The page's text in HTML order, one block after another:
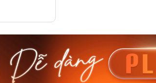
Casio Nam MTS-
RS100L-1AVDF
4.276.000₫
3.634.600₫
Casio
230EL-
Mua